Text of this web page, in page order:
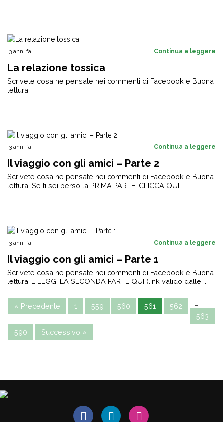
3 anni fa Continua a leggere
La relazione tossica
Scrivete cosa ne pensate nei commenti di Facebook e Buona
lettura!
3 anni fa Continua a leggere
Il viaggio con gli amici – Parte 2
Scrivete cosa ne pensate nei commenti di Facebook e Buona
lettura! Se ti sei perso la PRIMA PARTE, CLICCA QUI
3 anni fa Continua a leggere
Il viaggio con gli amici – Parte 1
Scrivete cosa ne pensate nei commenti di Facebook e Buona
lettura! … LEGGI LA SECONDA PARTE QUI (link valido dalle ...
« Precedente 1 …
559 560 561
562
563
…
590 Successivo »